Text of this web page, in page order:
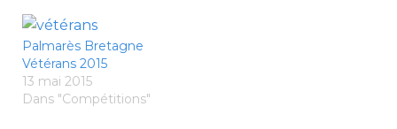
Palmarès Bretagne
Vétérans 2015
13 mai 2015
Dans "Compétitions"